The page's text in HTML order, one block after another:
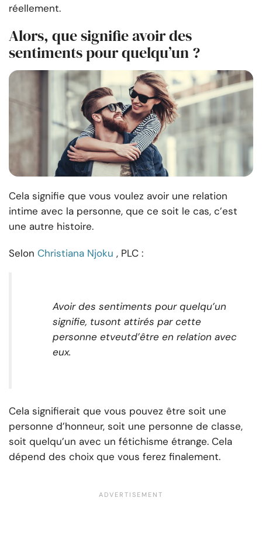
réellement.
Alors, que signifie avoir des
sentiments pour quelqu’un ?
Cela signifie que vous voulez avoir une relation
intime avec la personne, que ce soit le cas, c’est
une autre histoire.
Selon Christiana Njoku , PLC :
Avoir des sentiments pour quelqu’un
signifie, tusont attirés par cette
personne etveutd’être en relation avec
eux.
Cela signifierait que vous pouvez être soit une
personne d’honneur, soit une personne de classe,
soit quelqu’un avec un fétichisme étrange. Cela
dépend des choix que vous ferez finalement.